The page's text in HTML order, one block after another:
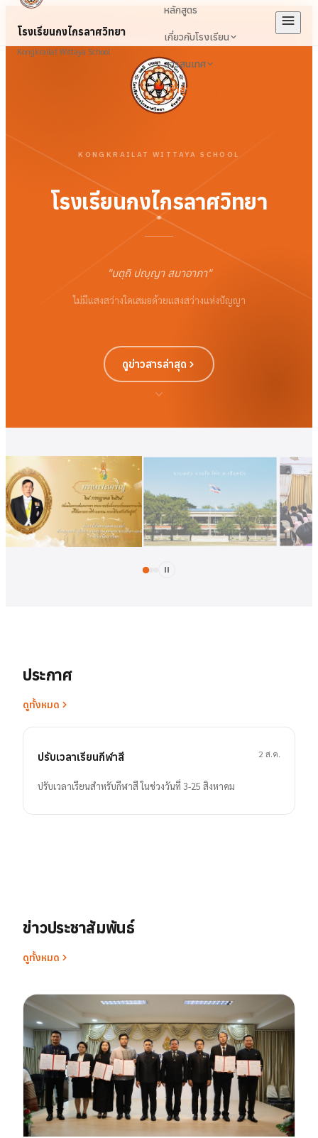
โรงเรียนกงไกรลาศวิทยา
Kongkrailat Wittaya School
หลักสูตร
เกี่ยวกับโรงเรียน
สารสนเทศ
เข้าสู่ระบบ
KONGKRAILAT WITTAYA SCHOOL
โรงเรียนกงไกรลาศวิทยา
"นตฺถิ ปญฺญา สมาอาภา"
ไม่มีแสงสว่างใดเสมอด้วยแสงสว่างแห่งปัญญา
ดูข่าวสารล่าสุด
ประกาศ
ดูทั้งหมด
ปรับเวลาเรียนกีฬาสี
ปรับเวลาเรียนสำหรับกีฬาสี ในช่วงวันที่ 3-25 สิงหาคม
2 ส.ค.
ข่าวประชาสัมพันธ์
ดูทั้งหมด